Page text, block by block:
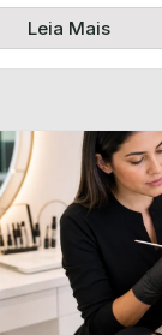
produtor e ...
Leia Mais